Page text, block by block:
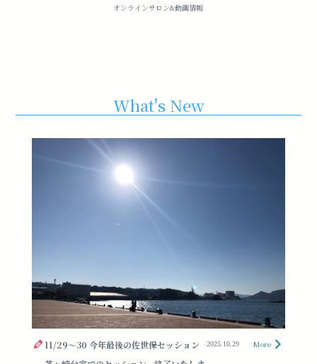
オンラインサロン&動画情報
What's New
11/29〜30 今年最後の佐世保セッション 2025.10.29 More